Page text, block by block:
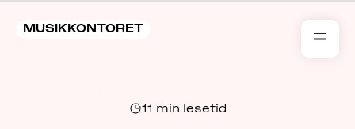
MUSIKKONTORET
11 min lesetid